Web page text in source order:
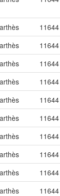
11644
11644
11644
11644
11644
11644
11644
11644
11644
11644